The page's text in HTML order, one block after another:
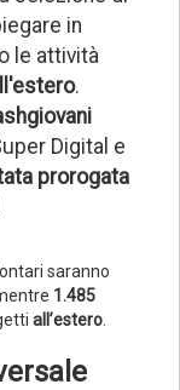
in
le attività
.
Digital e
prorogata
saranno
1.485
all’estero